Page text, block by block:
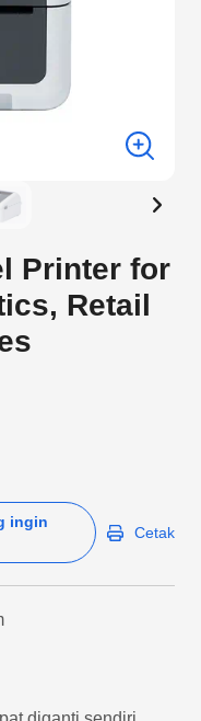
Printer for
Retail
ingin
Cetak